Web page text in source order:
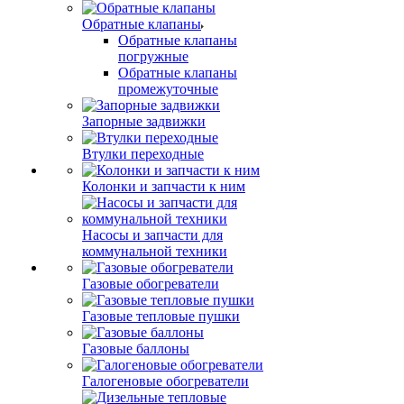
Обратные клапаны
Обратные клапаны
погружные
Обратные клапаны
промежуточные
Запорные задвижки
Втулки переходные
Колонки и запчасти к ним
Насосы и запчасти для
коммунальной техники
Газовые обогреватели
Газовые тепловые пушки
Газовые баллоны
Галогеновые обогреватели